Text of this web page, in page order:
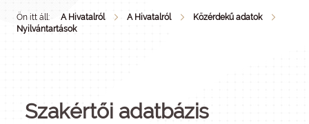
Ön itt áll: A Hivatalról A Hivatalról
Közérdekű adatok
Nyilvántartások
Szakértői adatbázis